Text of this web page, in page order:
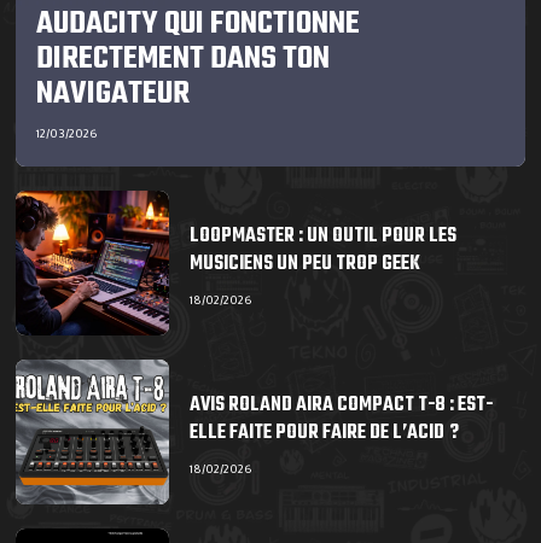
AUDACITY QUI FONCTIONNE
DIRECTEMENT DANS TON
NAVIGATEUR
12/03/2026
LOOPMASTER : UN OUTIL POUR LES
MUSICIENS UN PEU TROP GEEK
18/02/2026
AVIS ROLAND AIRA COMPACT T-8 : EST-
ELLE FAITE POUR FAIRE DE L’ACID ?
18/02/2026